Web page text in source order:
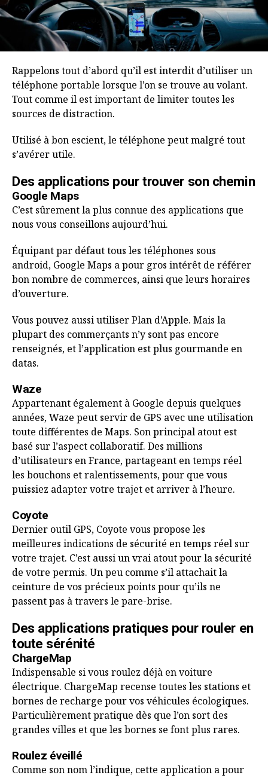
Top 6 des applications à utiliser en
voiture pour rouler tranquillement
Rappelons tout d’abord qu’il est interdit d’utiliser un
téléphone portable lorsque l’on se trouve au volant.
Tout comme il est important de limiter toutes les
sources de distraction.
Utilisé à bon escient, le téléphone peut malgré tout
s’avérer utile.
Des applications pour trouver son chemin
Google Maps
C’est sûrement la plus connue des applications que
nous vous conseillons aujourd’hui.
Équipant par défaut tous les téléphones sous
android, Google Maps a pour gros intérêt de référer
bon nombre de commerces, ainsi que leurs horaires
d’ouverture.
Vous pouvez aussi utiliser Plan d’Apple. Mais la
plupart des commerçants n’y sont pas encore
renseignés, et l’application est plus gourmande en
datas.
Waze
Appartenant également à Google depuis quelques
années, Waze peut servir de GPS avec une utilisation
toute différentes de Maps. Son principal atout est
basé sur l’aspect collaboratif. Des millions
d’utilisateurs en France, partageant en temps réel
les bouchons et ralentissements, pour que vous
puissiez adapter votre trajet et arriver à l’heure.
Coyote
Dernier outil GPS, Coyote vous propose les
meilleures indications de sécurité en temps réel sur
votre trajet. C’est aussi un vrai atout pour la sécurité
de votre permis. Un peu comme s’il attachait la
ceinture de vos précieux points pour qu’ils ne
passent pas à travers le pare-brise.
Des applications pratiques pour rouler en
toute sérénité
ChargeMap
Indispensable si vous roulez déjà en voiture
électrique. ChargeMap recense toutes les stations et
bornes de recharge pour vos véhicules écologiques.
Particulièrement pratique dès que l’on sort des
grandes villes et que les bornes se font plus rares.
Roulez éveillé
Comme son nom l’indique, cette application a pour